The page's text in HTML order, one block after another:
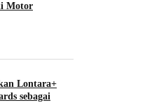
Motor
Lontara+
sebagai